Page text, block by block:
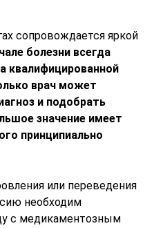
сопровождается яркой
болезни всегда
квалифицированной
врач может
и подобрать
значение имеет
принципиально
или переведения
необходим
с медикаментозным